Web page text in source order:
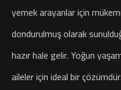
yemek arayanlar için
dondurulmuş olarak
hazır hale gelir. Yoğun
aileler için ideal bir çözümdür.